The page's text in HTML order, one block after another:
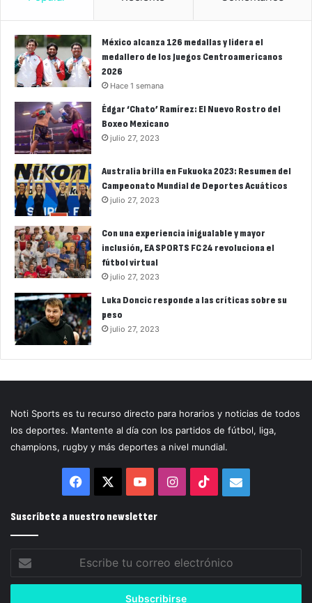
México alcanza 126 medallas y lidera el
medallero de los Juegos Centroamericanos
2026
Hace 1 semana
Édgar ‘Chato’ Ramírez: El Nuevo Rostro del
Boxeo Mexicano
julio 27, 2023
Australia brilla en Fukuoka 2023: Resumen del
Campeonato Mundial de Deportes Acuáticos
julio 27, 2023
Con una experiencia inigualable y mayor
inclusión, EA SPORTS FC 24 revoluciona el
fútbol virtual
julio 27, 2023
Luka Doncic responde a las críticas sobre su
peso
julio 27, 2023
Noti Sports es tu recurso directo para horarios y noticias de todos
los deportes. Mantente al día con los partidos de fútbol, liga,
champions, rugby y más deportes a nivel mundial.
Facebook YouTubeInstagram
TikTok
Suscríbete a nuestro newsletter
Escribe
tu
correo